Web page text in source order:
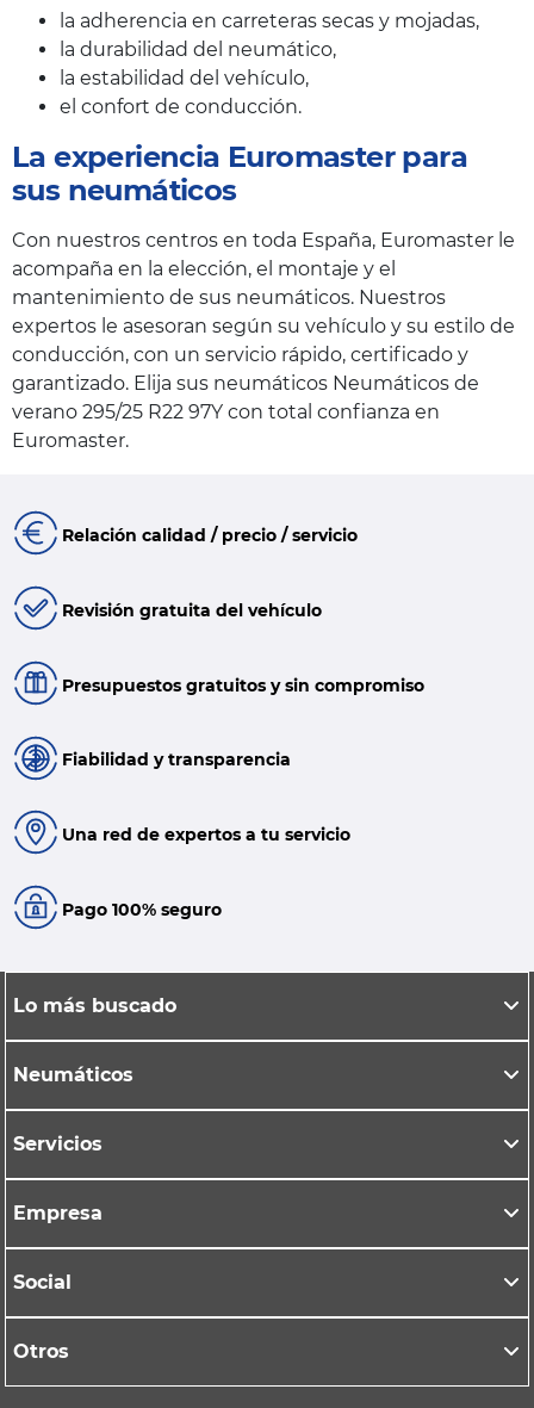
la adherencia en carreteras secas y mojadas,
la durabilidad del neumático,
la estabilidad del vehículo,
el confort de conducción.
La experiencia Euromaster para
sus neumáticos
Con nuestros centros en toda España, Euromaster le
acompaña en la elección, el montaje y el
mantenimiento de sus neumáticos. Nuestros
expertos le asesoran según su vehículo y su estilo de
conducción, con un servicio rápido, certificado y
garantizado. Elija sus neumáticos Neumáticos de
verano 295/25 R22 97Y con total confianza en
Euromaster.
Relación calidad / precio / servicio
Revisión gratuita del vehículo
Presupuestos gratuitos y sin compromiso
Fiabilidad y transparencia
Una red de expertos a tu servicio
Pago 100% seguro
Lo más buscado
Neumáticos
Servicios
Empresa
Social
Otros